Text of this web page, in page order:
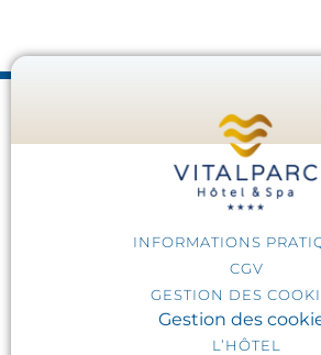
INFORMATIONS
CGV
GESTION DES
Gestion des
L’HÔTEL